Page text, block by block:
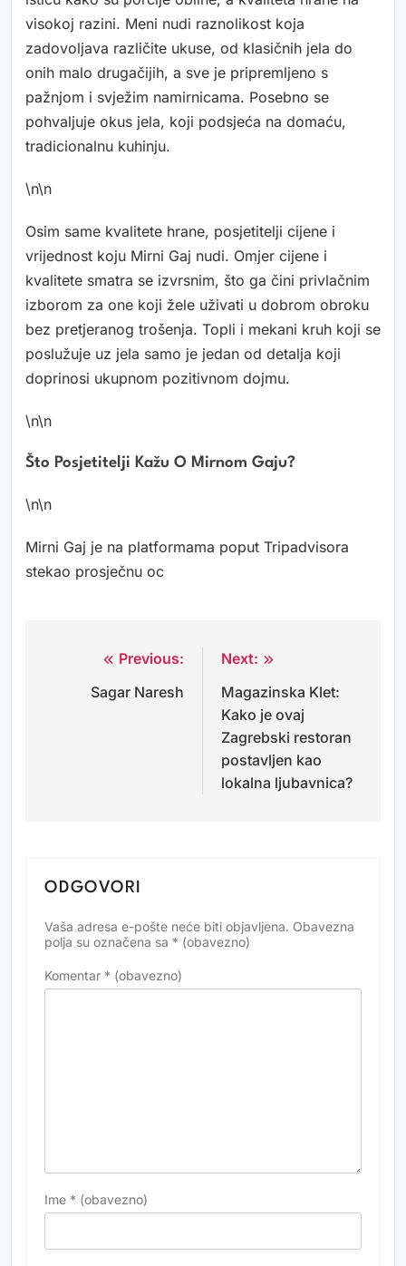
visokoj razini. Meni nudi raznolikost koja
zadovoljava različite ukuse, od klasičnih jela do
onih malo drugačijih, a sve je pripremljeno s
pažnjom i svježim namirnicama. Posebno se
pohvaljuje okus jela, koji podsjeća na domaću,
tradicionalnu kuhinju.
\n\n
Osim same kvalitete hrane, posjetitelji cijene i
vrijednost koju Mirni Gaj nudi. Omjer cijene i
kvalitete smatra se izvrsnim, što ga čini privlačnim
izborom za one koji žele uživati u dobrom obroku
bez pretjeranog trošenja. Topli i mekani kruh koji se
poslužuje uz jela samo je jedan od detalja koji
doprinosi ukupnom pozitivnom dojmu.
\n\n
Što Posjetitelji Kažu O Mirnom Gaju?
\n\n
Mirni Gaj je na platformama poput Tripadvisora
stekao prosječnu oc
Navigacija
objava
Previous:
Sagar Naresh
Next:
Magazinska Klet:
Kako je ovaj
Zagrebski restoran
postavljen kao
lokalna ljubavnica?
ODGOVORI
Vaša adresa e-pošte neće biti objavljena. Obavezna
polja su označena sa * (obavezno)
Komentar * (obavezno)
Ime * (obavezno)
Alternative: